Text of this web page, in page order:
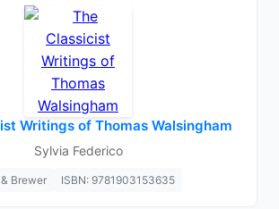
Writings of Thomas Walsingham
Sylvia Federico
Brewer ISBN: 9781903153635